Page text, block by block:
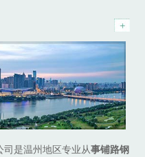
司是温州地区专业从事铺路钢